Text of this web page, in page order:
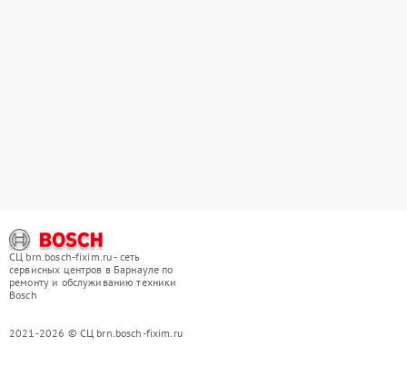
СЦ brn.bosch-fixim.ru - сеть
сервисных центров в Барнауле по
ремонту и обслуживанию техники
Bosch
2021-2026 © СЦ brn.bosch-fixim.ru